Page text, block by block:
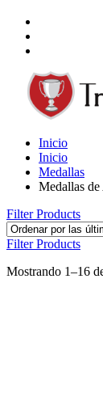
Inicio
Inicio
Medallas
Medallas
Filter Products
Filter Products
Mostrando 1–16